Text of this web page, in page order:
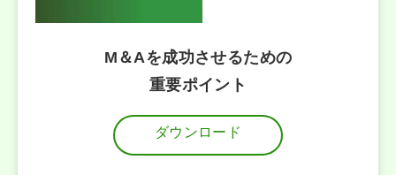
M＆Aを成功させるための
重要ポイント
ダウンロード